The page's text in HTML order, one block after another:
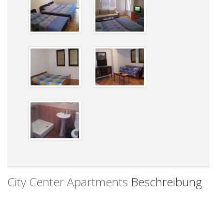
City Center Apartments Beschreibung